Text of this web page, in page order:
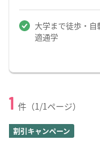
大学まで徒歩・自
適通学
1 件（1/1ページ）
割引キャンペーン